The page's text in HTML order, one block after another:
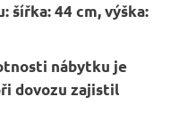
šířka: 44 cm, výška:
nábytku je
dovozu zajistil